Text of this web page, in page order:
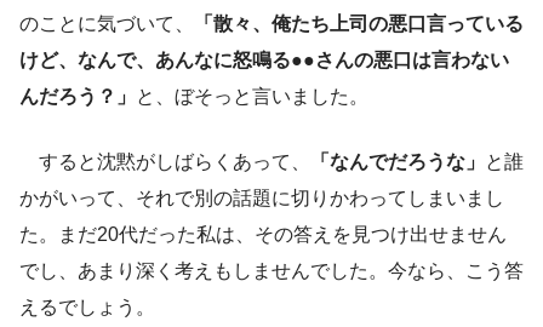
のことに気づいて、
「散々、俺たち上司の悪口言っている
けど、なんで、あんなに怒鳴る●●さんの悪口は言わない
んだろう？」 と、ぼそっと言いました。
すると沈黙がしばらくあって、 「なんでだろうな」 と誰
かがいって、それで別の話題に切りかわってしまいまし
た。まだ20代だった私は、その答えを見つけ出せません
でし、あまり深く考えもしませんでした。今なら、こう答
えるでしょう。